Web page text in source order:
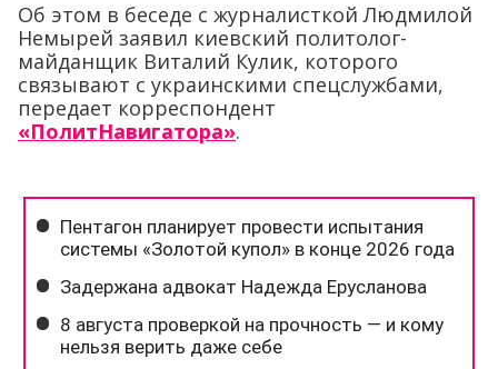
Об этом в беседе с журналисткой Людмилой
Немырей заявил киевский политолог-
майданщик Виталий Кулик, которого
связывают с украинскими спецслужбами,
передает корреспондент
«ПолитНавигатора».